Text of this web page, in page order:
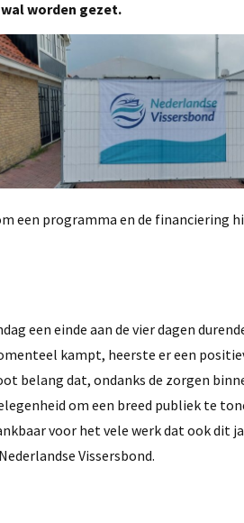
worden gezet.
een programma en de financiering
een einde aan de vier dagen
kampt, heerste er een
belang dat, ondanks de zorgen
om een breed publiek te
voor het vele werk dat ook dit
Vissersbond.